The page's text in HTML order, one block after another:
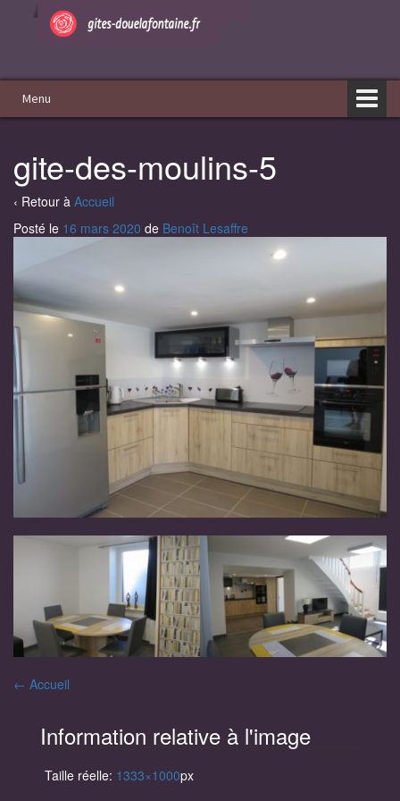
Menu
gite-des-moulins-5
‹ Retour à Accueil
Posté le 16 mars 2020 de Benoît Lesaffre
Navigation
des
articles
← Accueil
Information relative à l'image
Taille réelle: 1333×1000px